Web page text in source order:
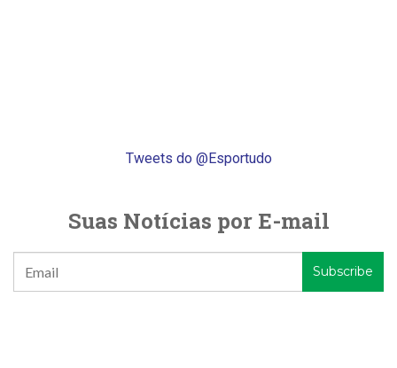
Tweets do @Esportudo
Suas Notícias por E-mail